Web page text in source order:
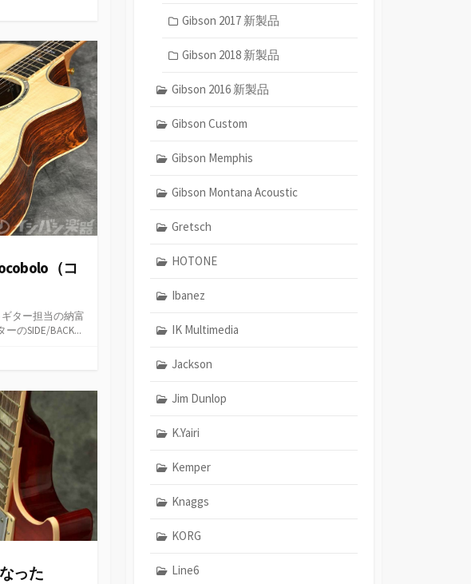
（コ
ター担当の納富
のSIDE/BACK...
った
Gibson 2017 新製品
Gibson 2018 新製品
Gibson 2016 新製品
Gibson Custom
Gibson Memphis
Gibson Montana Acoustic
Gretsch
HOTONE
Ibanez
IK Multimedia
Jackson
Jim Dunlop
K.Yairi
Kemper
Knaggs
KORG
Line6